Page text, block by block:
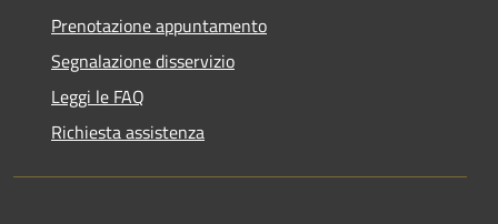
Prenotazione appuntamento
Segnalazione disservizio
Leggi le FAQ
Richiesta assistenza